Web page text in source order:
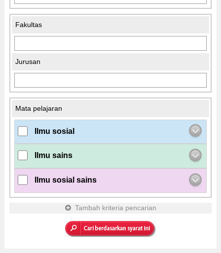
Fakultas
Jurusan
Mata pelajaran
Ilmu sosial
Ilmu sains
Ilmu sosial sains
Tambah kriteria pencarian